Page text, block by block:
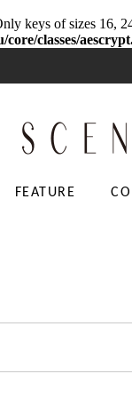
keys of sizes 16,
classes/
FEATURE